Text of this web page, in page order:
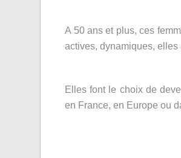
A 50 ans et plus, ces
actives, dynamiques,
Elles font le choix de
en France, en Europe ou